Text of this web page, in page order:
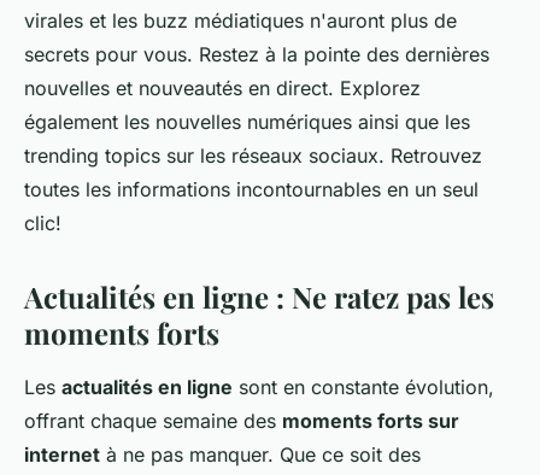
virales et les buzz médiatiques n'auront plus de
secrets pour vous. Restez à la pointe des dernières
nouvelles et nouveautés en direct. Explorez
également les nouvelles numériques ainsi que les
trending topics sur les réseaux sociaux. Retrouvez
toutes les informations incontournables en un seul
clic!
Actualités en ligne : Ne ratez pas les
moments forts
Les actualités en ligne sont en constante évolution,
offrant chaque semaine des moments forts sur
internet à ne pas manquer. Que ce soit des